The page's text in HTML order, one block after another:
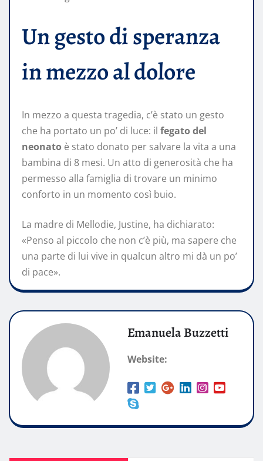
Un gesto di speranza
in mezzo al dolore
In mezzo a questa tragedia, c’è stato un gesto
che ha portato un po’ di luce: il fegato del
neonato è stato donato per salvare la vita a una
bambina di 8 mesi. Un atto di generosità che ha
permesso alla famiglia di trovare un minimo
conforto in un momento così buio.
La madre di Mellodie, Justine, ha dichiarato:
«Penso al piccolo che non c’è più, ma sapere che
una parte di lui vive in qualcun altro mi dà un po’
di pace».
Emanuela Buzzetti
Website: